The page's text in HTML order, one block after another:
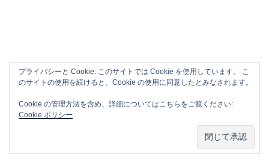
プライバシーと Cookie: このサイトでは Cookie を使用しています。 こ
のサイトの使用を続けると、Cookie の使用に同意したとみなされます。
Cookie の管理方法を含め、詳細についてはこちらをご覧ください:
Cookie ポリシー